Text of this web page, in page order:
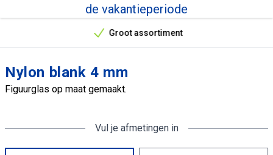
de vakantieperiode
Onze unieke verkoopargumenten
Groot assortiment
Nylon blank 4 mm
Figuurglas op maat gemaakt.
Vul je afmetingen in